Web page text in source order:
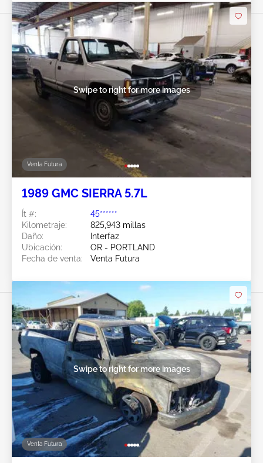
Venta Futura
Swipe to right for more images
1989 GMC SIERRA 5.7L
Ít #:
45******
Kilometraje:
825,943 millas
Daño:
Interfaz
Ubicación:
OR - PORTLAND
Fecha de venta:
Venta Futura
Venta Futura
Swipe to right for more images